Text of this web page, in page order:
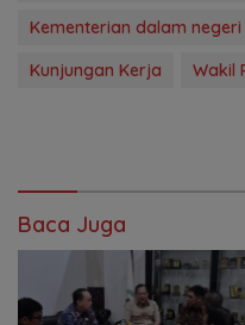
Kementerian dalam negeri
Kunjungan Kerja
Wakil
Baca Juga